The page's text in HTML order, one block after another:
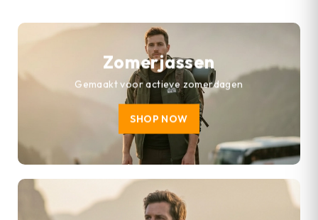
Zomerjassen
Gemaakt voor actieve zomerdagen
SHOP NOW